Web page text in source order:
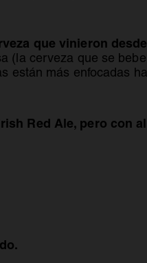
que vinieron
(la cerveza que se
están más enfocadas
Red Ale, pero con